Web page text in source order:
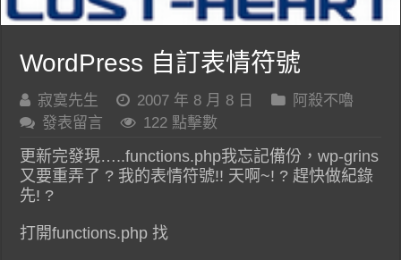
WordPress 自訂表情符號
寂寞先生 2007 年 8 月 8 日
阿殺不嚕
發表留言
122 點擊數
更新完發現…..functions.php我忘記備份，wp-grins
又要重弄了 ? 我的表情符號!! 天啊~! ? 趕快做紀錄
先! ?
打開functions.php 找